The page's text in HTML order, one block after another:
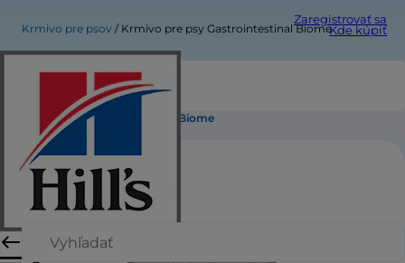
Zaregistrovať sa
Kde kúpiť
Krmivo pre psov Krmivo pre psy Gastrointestinal Biome
Krmivo pre psy Gastrointestinal Biome